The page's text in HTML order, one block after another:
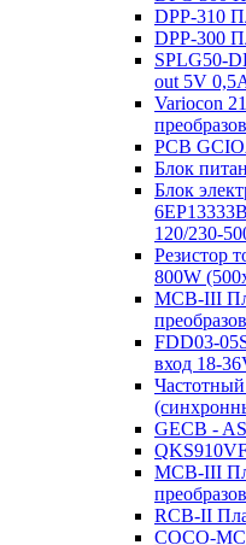
DPP-310
DPP-300
SPLG50-
out 5V
Variocon
PCB
Блок
Блок
120/230-
Резистор
800W
MCB-III
FDD03-
вход 18-
GECB -
MCB-III
RCB-II
COCO-